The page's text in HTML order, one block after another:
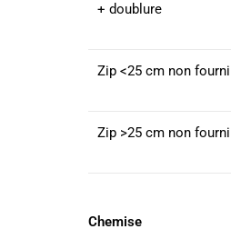
+ doublure
Zip <25 cm non fourni
Zip >25 cm non fourni
Chemise